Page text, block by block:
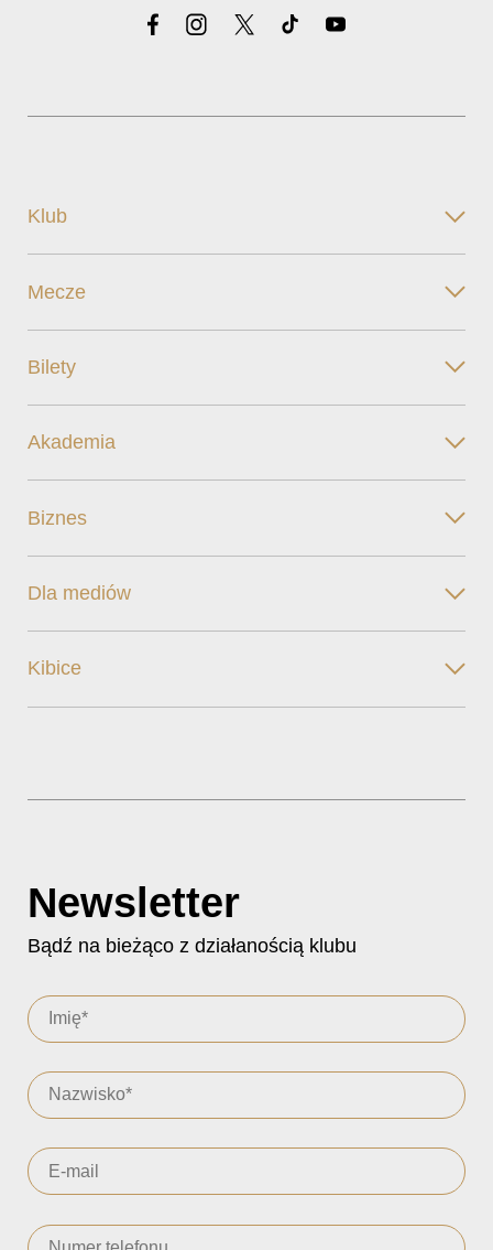
Klub
Mecze
Bilety
Akademia
Biznes
Dla mediów
Kibice
Newsletter
Bądź na bieżąco z działanością klubu